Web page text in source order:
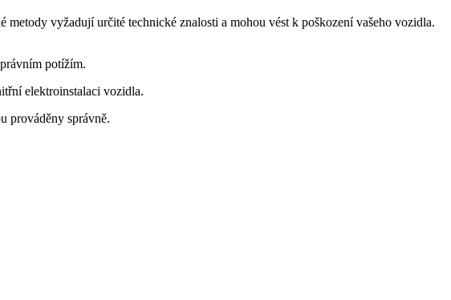
vyžadují určité technické znalosti a mohou vést k poškození vašeho vozidla.
potížím.
elektroinstalaci vozidla.
prováděny správně.